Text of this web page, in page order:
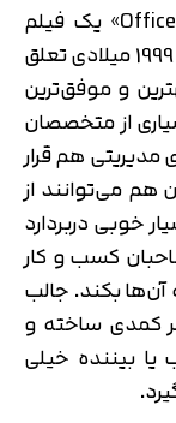
فیلم فضای اداری، دفتر کار یا «Office Space» یک فیلم
آمریکایی است و با وجود این که به سال 1999 میلادی تعلق
و موفق‌ترین
از متخصصان
مدیریتی هم قرار
هم می‌توانند از
خوبی دربردارد
کسب و کار
بکند. جالب
کمدی ساخته و
بیننده خیلی